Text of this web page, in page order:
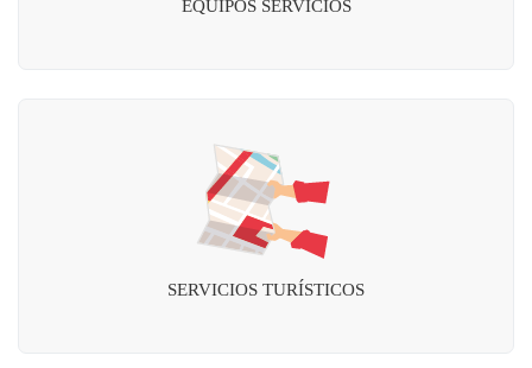
EQUIPOS SERVICIOS
SERVICIOS TURÍSTICOS